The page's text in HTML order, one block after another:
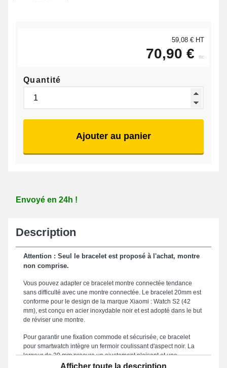
59,08 € HT
70,90 € ttc
Quantité
Ajouter au panier
Envoyé en 24h !
Description
Attention : Seul le bracelet est proposé à l'achat, montre
non comprise.
Vous pouvez adapter ce bracelet montre connectée tendance
sans difficulté avec une montre connectée. Le bracelet 20mm est
conforme pour le design de la marque Xiaomi : Watch S2 (42
mm), est conçu en acier inoxydable noir et est adopté dans le but
de réviser une montre.
Pour garantir une fixation commode et sécurisée, ce bracelet
pour smartwatch intègre un fermoir coulissant d'aspect noir. La
largeur de 20 mm procure un ajustement plaisant et une
symbiose impeccable avec vos attentes. Ce beau bracelet montre
Afficher toute la description